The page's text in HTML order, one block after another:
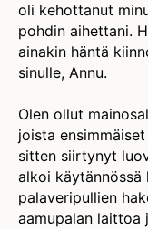
oli kehottanut
pohdin aihettani.
ainakin häntä
sinulle, Annu.
Olen ollut
joista
sitten siirtynyt
alkoi käytännössä
palaveripullien
aamupalan laittoa